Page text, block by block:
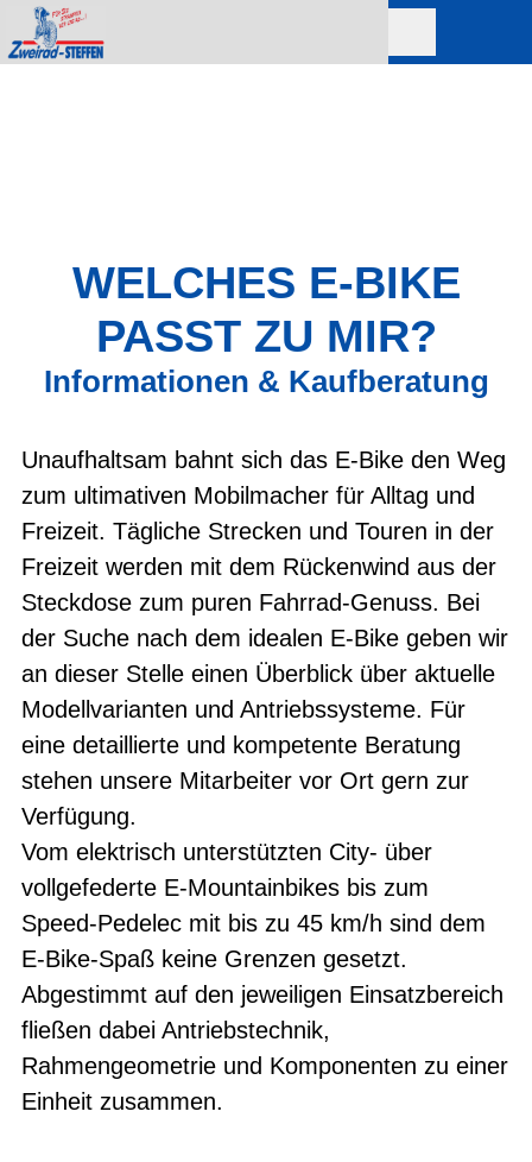
WELCHES E-BIKE
PASST ZU MIR?
Informationen & Kaufberatung
Unaufhaltsam bahnt sich das E-Bike den Weg
zum ultimativen Mobilmacher für Alltag und
Freizeit. Tägliche Strecken und Touren in der
Freizeit werden mit dem Rückenwind aus der
Steckdose zum puren Fahrrad-Genuss. Bei
der Suche nach dem idealen E-Bike geben wir
an dieser Stelle einen Überblick über aktuelle
Modellvarianten und Antriebssysteme. Für
eine detaillierte und kompetente Beratung
stehen unsere Mitarbeiter vor Ort gern zur
Verfügung.
Vom elektrisch unterstützten City- über
vollgefederte E-Mountainbikes bis zum
Speed-Pedelec mit bis zu 45 km/h sind dem
E-Bike-Spaß keine Grenzen gesetzt.
Abgestimmt auf den jeweiligen Einsatzbereich
fließen dabei Antriebstechnik,
Rahmengeometrie und Komponenten zu einer
Einheit zusammen.